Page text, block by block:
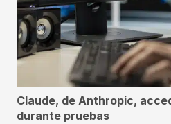
Claude, de Anthropic,
durante pruebas